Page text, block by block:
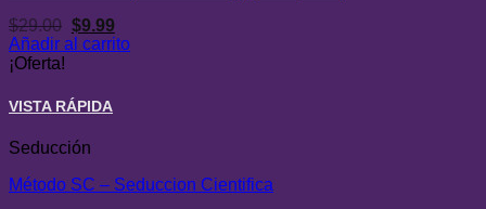
$29.00 El
precio
$29.00.
$9.99El
precio
Añadir al carrito
¡Oferta!
VISTA RÁPIDA
Seducción
Método SC – Seduccion Cientifica